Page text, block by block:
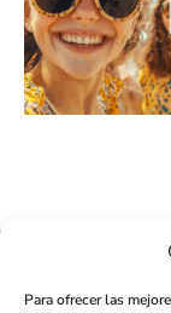
Para ofrecer las